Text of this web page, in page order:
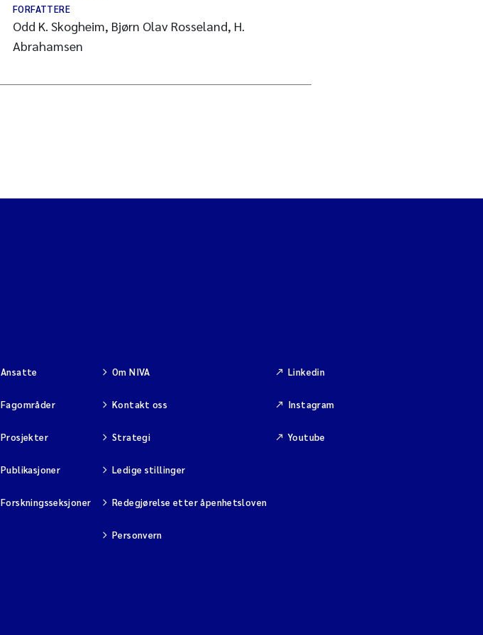
FORFATTERE
Odd K. Skogheim, Bjørn Olav Rosseland, H.
Abrahamsen
Ansatte
Fagområder
Prosjekter
Publikasjoner
Forskningsseksjoner
Om NIVA
Kontakt oss
Strategi
Ledige stillinger
Redegjørelse etter åpenhetsloven
Personvern
Linkedin
Instagram
Youtube